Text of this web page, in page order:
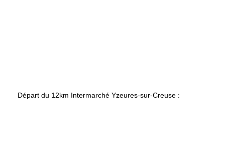
Départ du 12km Intermarché Yzeures-sur-Creuse :